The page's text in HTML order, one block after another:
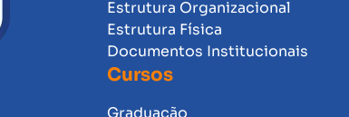
Estrutura Organizacional
Estrutura Física
Documentos Institucionais
Cursos
Graduação